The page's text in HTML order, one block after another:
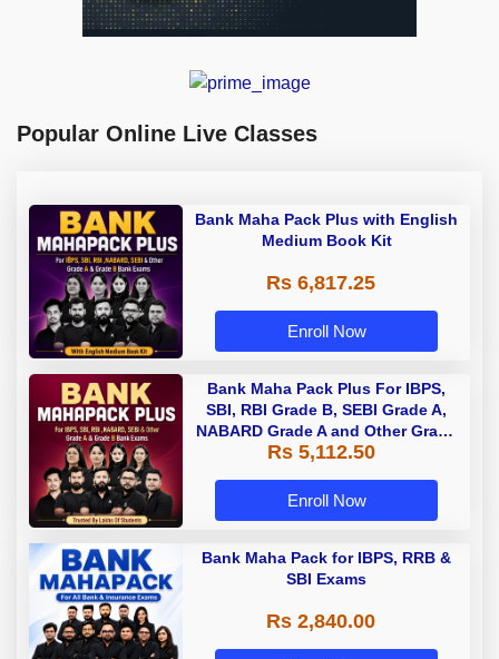
Popular Online Live Classes
Bank Maha Pack Plus with English
Medium Book Kit
Rs 6,817.25
Enroll Now
Bank Maha Pack Plus For IBPS,
SBI, RBI Grade B, SEBI Grade A,
NABARD Grade A and Other Grade
A & Grade B Bank Exams
Rs 5,112.50
Enroll Now
Bank Maha Pack for IBPS, RRB &
SBI Exams
Rs 2,840.00